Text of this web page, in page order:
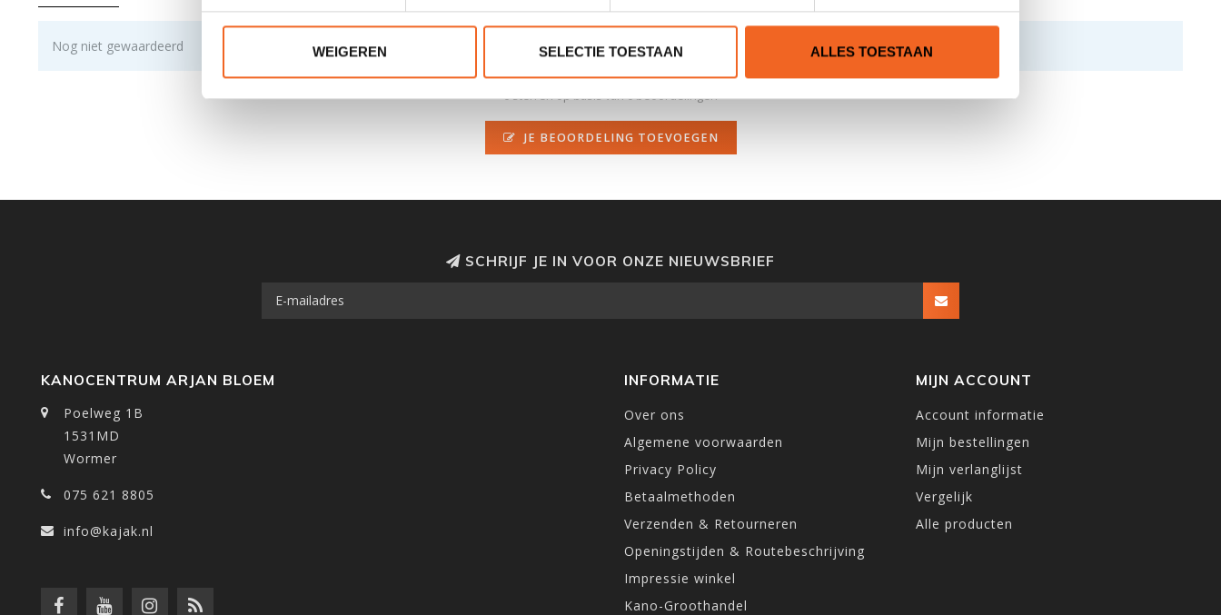
WEIGEREN SELECTIE TOESTAAN ALLES TOESTAAN
Nog niet gewaardeerd
0 sterren op basis van 0 beoordelingen
JE BEOORDELING TOEVOEGEN
SCHRIJF JE IN VOOR ONZE NIEUWSBRIEF
KANOCENTRUM ARJAN BLOEM
Poelweg 1B
1531MD
Wormer
075 621 8805
info@kajak.nl
INFORMATIE
Over ons
Algemene voorwaarden
Privacy Policy
Betaalmethoden
Verzenden & Retourneren
Openingstijden & Routebeschrijving
Impressie winkel
Kano-Groothandel
MIJN ACCOUNT
Account informatie
Mijn bestellingen
Mijn verlanglijst
Vergelijk
Alle producten